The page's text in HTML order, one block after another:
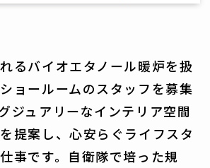
るバイオエタノール暖炉を扱
ョールームのスタッフを募集
ジュアリーなインテリア空間
提案し、心安らぐライフスタ
事です。自衛隊で培った規